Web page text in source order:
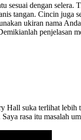
sesuai dengan
tangan. Cincin
ukiran nama
penjelasan
suka terlihat
rasa itu masalah